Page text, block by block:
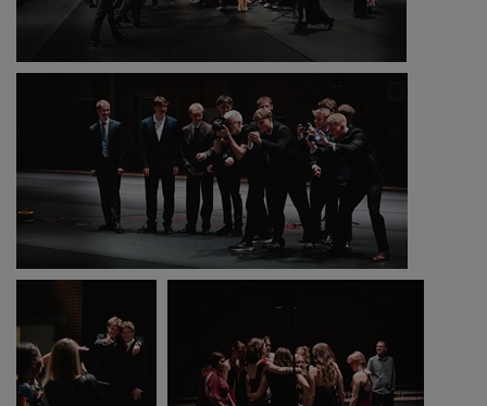
indkøbskurv og kan derfor ikke fravælges.
Statistik
Statistik-cookies bruges til at optimere
design, brugervenlighed og effektiviteten af
en hjemmeside. Fx ved at indsamle
besøgsstatistik om antal besøg og hvordan
hjemmesiden bruges.